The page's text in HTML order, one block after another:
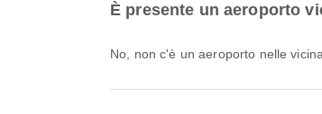
È presente un aeroporto
No, non c'è un aeroporto nelle